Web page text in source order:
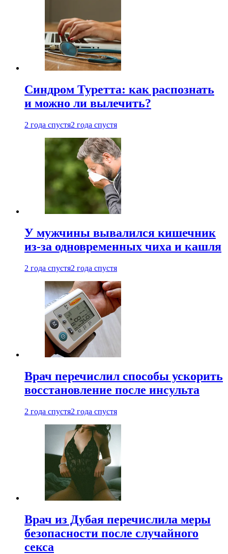
Синдром Туретта: как распознать
и можно ли вылечить?
2 года спустя2 года спустя
У мужчины вывалился кишечник
из-за одновременных чиха и кашля
2 года спустя2 года спустя
Врач перечислил способы ускорить
восстановление после инсульта
2 года спустя2 года спустя
Врач из Дубая перечислила меры
безопасности после случайного
секса